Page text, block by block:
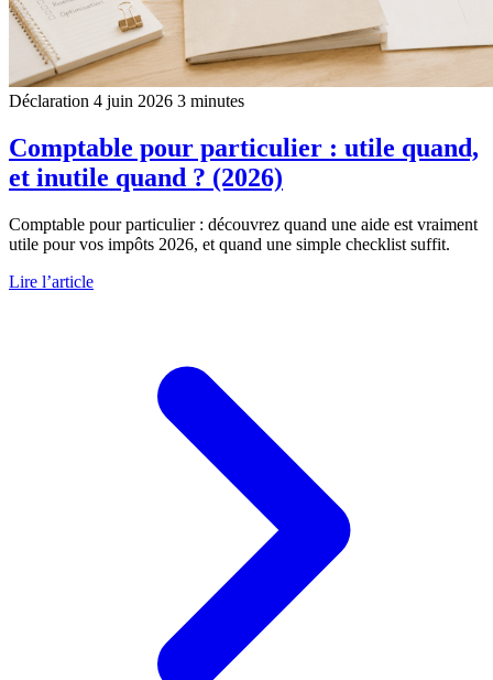
Déclaration 4 juin 2026 3 minutes
Comptable pour particulier : utile quand,
et inutile quand ? (2026)
Comptable pour particulier : découvrez quand une aide est vraiment
utile pour vos impôts 2026, et quand une simple checklist suffit.
Lire l’article